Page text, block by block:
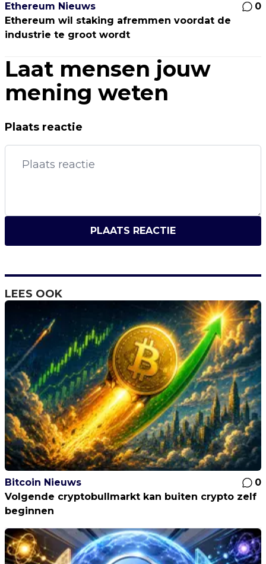
Ethereum Nieuws
0
Ethereum wil staking afremmen voordat de
industrie te groot wordt
Laat mensen jouw
mening weten
Plaats reactie
PLAATS REACTIE
LEES OOK
Bitcoin Nieuws
0
Volgende cryptobullmarkt kan buiten crypto zelf
beginnen